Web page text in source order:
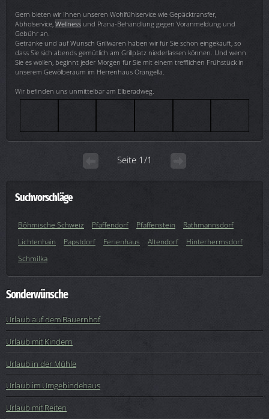
Gern bieten wir Ihnen unseren Wohlfühlservice wie Gepäcktransfer,
Abholservice, Wellness und Prana-Behandlung gegen Voranmeldung und
Gebühr an.
Getränke und auf Wunsch Grillwaren haben wir für Sie schon eingekauft, so
dass Sie sich abends gemütlich am Grillplatz niederlassen können. Und wenn
Sie es wollen, beginnt jeder Morgen für Sie mit einem trefflichen Frühstück in
unserem Gewölberaum im Herrenhaus Orangella.
Wir befinden uns unmittelbar am Elberadweg.
Seite 1/1
Suchvorschläge
Böhmische Schweiz Pfaffendorf Pfaffenstein
Rathmannsdorf
Lichtenhain
Papstdorf Ferienhaus Altendorf
Hinterhermsdorf
Schmilka
Sonderwünsche
Urlaub auf dem Bauernhof
Urlaub mit Kindern
Urlaub in der Mühle
Urlaub im Umgebindehaus
Urlaub mit Reiten